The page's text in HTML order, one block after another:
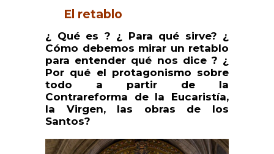
El retablo
¿ Qué es ? ¿ Para qué sirve? ¿
Cómo debemos mirar un retablo
para entender qué nos dice ? ¿
Por qué el protagonismo sobre
todo a partir de la
Contrareforma de la Eucaristía,
la Virgen, las obras de los
Santos?